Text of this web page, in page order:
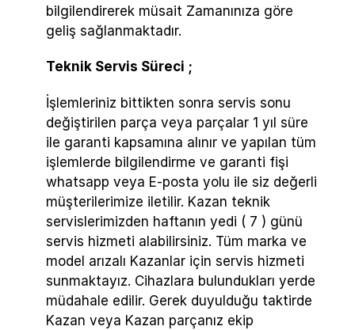
bilgilendirerek müsait Zamanınıza göre
geliş sağlanmaktadır.
Teknik Servis Süreci ;
İşlemleriniz bittikten sonra servis sonu
değiştirilen parça veya parçalar 1 yıl süre
ile garanti kapsamına alınır ve yapılan tüm
işlemlerde bilgilendirme ve garanti fişi
whatsapp veya E-posta yolu ile siz değerli
müşterilerimize iletilir. Kazan teknik
servislerimizden haftanın yedi ( 7 ) günü
servis hizmeti alabilirsiniz. Tüm marka ve
model arızalı Kazanlar için servis hizmeti
sunmaktayız. Cihazlara bulundukları yerde
müdahale edilir. Gerek duyulduğu taktirde
Kazan veya Kazan parçanız ekip